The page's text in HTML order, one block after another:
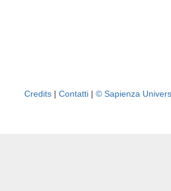
Credits | Contatti | © Sapienza